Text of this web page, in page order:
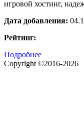
игровой хостинг,
Дата добавления:
Рейтинг:
Подробнее
Copyright ©2016-2026